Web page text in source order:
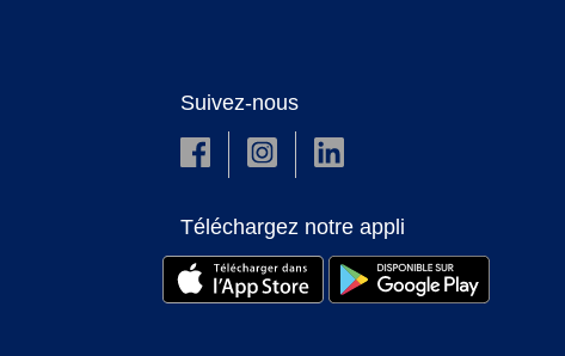
Suivez-nous
Téléchargez notre appli